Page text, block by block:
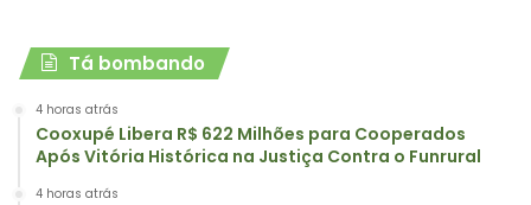
Tá bombando
4 horas atrás
Cooxupé Libera R$ 622 Milhões para Cooperados
Após Vitória Histórica na Justiça Contra o Funrural
4 horas atrás